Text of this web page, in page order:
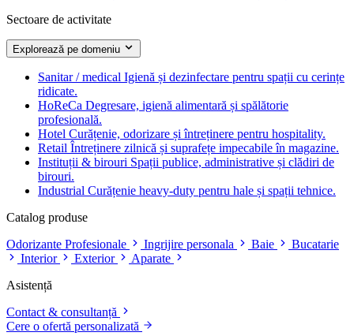
Sectoare de activitate
Explorează pe domeniu
Sanitar / medical Igienă și dezinfectare pentru spații cu cerințe
ridicate.
HoReCa Degresare, igienă alimentară și spălătorie
profesională.
Hotel Curățenie, odorizare și întreținere pentru hospitality.
Retail Întreținere zilnică și suprafețe impecabile în magazine.
Instituții & birouri Spații publice, administrative și clădiri de
birouri.
Industrial Curățenie heavy-duty pentru hale și spații tehnice.
Catalog produse
Odorizante Profesionale
Ingrijire personala Baie
Bucatarie
Interior
Exterior
Aparate
Asistență
Contact & consultanță
Cere o ofertă personalizată